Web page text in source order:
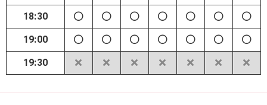
18:30
19:00
19:30